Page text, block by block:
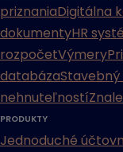
priznaniaDigitálna
dokumentyHR
rozpočetVýmery
databáza
nehnuteľností
PRODUKTY
Jednoduché